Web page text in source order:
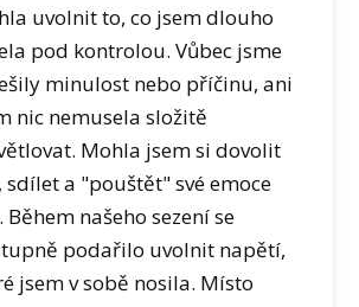
uvolnit to, co jsem dlouho
pod kontrolou. Vůbec jsme
minulost nebo příčinu, ani
nic nemusela složitě
Mohla jsem si dovolit
sdílet a "pouštět" své emoce
Během našeho sezení se
podařilo uvolnit napětí,
jsem v sobě nosila. Místo